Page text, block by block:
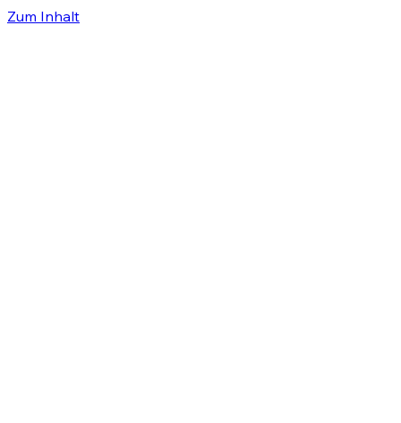
Zum Inhalt